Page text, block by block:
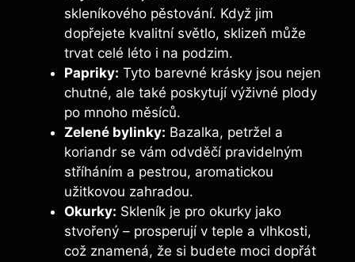
skleníkového pěstování. Když jim
dopřejete kvalitní světlo, sklizeň může
trvat celé léto i na podzim.
Papriky: Tyto barevné krásky jsou nejen
chutné, ale také poskytují výživné plody
po mnoho měsíců.
Zelené bylinky: Bazalka, petržel a
koriandr se vám odvděčí pravidelným
stříháním a pestrou, aromatickou
užitkovou zahradou.
Okurky: Skleník je pro okurky jako
stvořený – prosperují v teple a vlhkosti,
což znamená, že si budete moci dopřát